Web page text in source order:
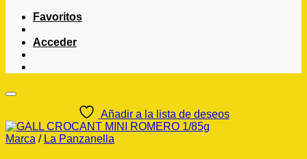
Favoritos
Acceder
Añadir a la lista de deseos
Marca / La Panzanella